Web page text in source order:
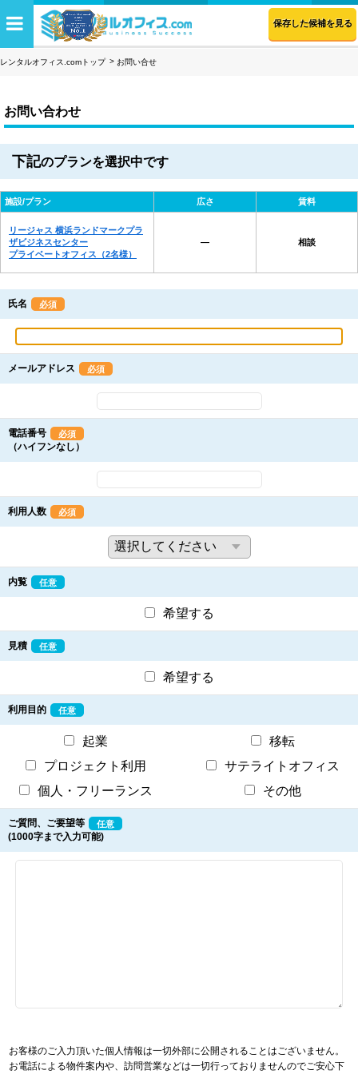
保存した候補を見る
レンタルオフィス.comトップ お問い合せ
お問い合わせ
下記のプランを選択中です
施設/プラン 広さ 賃料
リージャス 横浜ランドマークプラ
ザビジネスセンター
プライベートオフィス（2名様）
― 相談
氏名 必須
メールアドレス 必須
電話番号 必須
（ハイフンなし）
利用人数 必須
内覧 任意
希望する
見積 任意
希望する
利用目的 任意
起業
移転
プロジェクト利用
サテライトオフィス
個人・フリーランス
その他
ご質問、ご要望等 任意
(1000字まで入力可能)
お客様のご入力頂いた個人情報は一切外部に公開されることはございません。
お電話による物件案内や、訪問営業などは一切行っておりませんのでご安心下